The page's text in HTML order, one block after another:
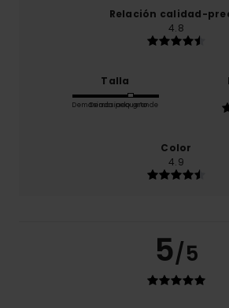
Relación calidad-
4.8
Talla
Demasiado pequeño
Demasiado grande
Color
4.9
5/5